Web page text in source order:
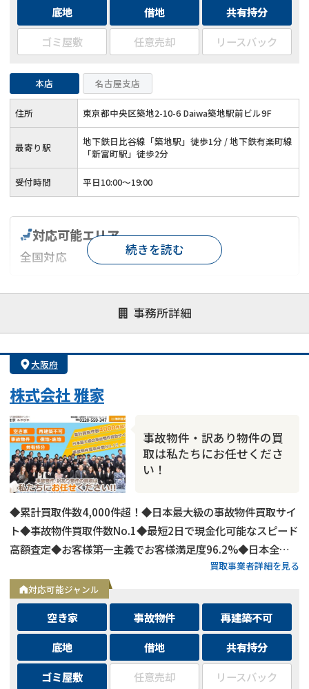
底地
借地
共有持分
ゴミ屋敷
任意売却 リースバック
本店 名古屋支店
住所 東京都中央区築地2-10-6 Daiwa築地駅前ビル9F
最寄り駅
地下鉄日比谷線「築地駅」徒歩1分 / 地下鉄有楽町線
「新富町駅」徒歩2分
受付時間 平日10:00～19:00
事務所詳細
対応可能エリア
全国対応
対応が親身 オンライン面談可能
レスポンスが早い
1億円以上の買取可
続きを読む
大阪府
株式会社 雅家
事故物件・訳あり物件の買
取は私たちにお任せくださ
い！
◆累計買取件数4,000件超！◆日本最大級の事故物件買取サイ
ト◆事故物件買取件数No.1◆最短2日で現金化可能なスピード
高額査定◆お客様第一主義でお客様満足度96.2%◆日本全国
買取事業者詳細を見る
対応可能ジャンル
空き家 事故物件
再建築不可
底地
借地
共有持分
ゴミ屋敷
任意売却 リースバック